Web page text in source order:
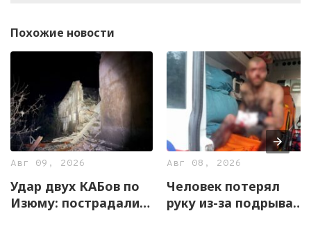
Похожие новости
Авг 09, 2026
Удар двух КАБов по
Изюму: пострадали
Авг 08, 2026
Человек потерял
руку из-за подрыва